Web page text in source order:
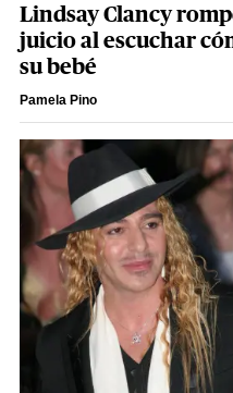
Lindsay Clancy
juicio al escuchar
su bebé
Pamela Pino